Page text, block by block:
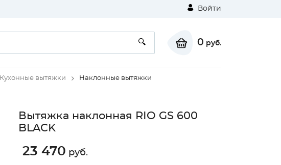
Войти
0 руб.
Кухонные вытяжки Наклонные вытяжки
Вытяжка наклонная RIO GS 600
BLACK
23 470 руб.